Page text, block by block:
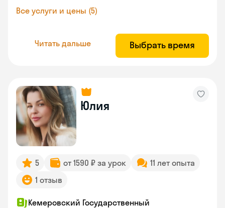
Все услуги и цены (5)
Читать дальше Выбрать время
Юлия
5 от 1590 ₽ за урок
11 лет опыта
1 отзыв
Кемеровский Государственный